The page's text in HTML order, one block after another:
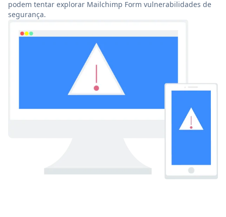
podem tentar explorar Mailchimp Form vulnerabilidades de
segurança.